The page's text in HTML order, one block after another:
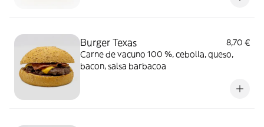
Burger Texas
8,70 €
Carne de vacuno 100 %, cebolla, queso,
bacon, salsa barbacoa